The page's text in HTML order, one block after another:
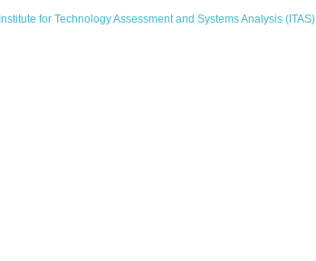
Institute for Technology Assessment and Systems Analysis (ITAS)